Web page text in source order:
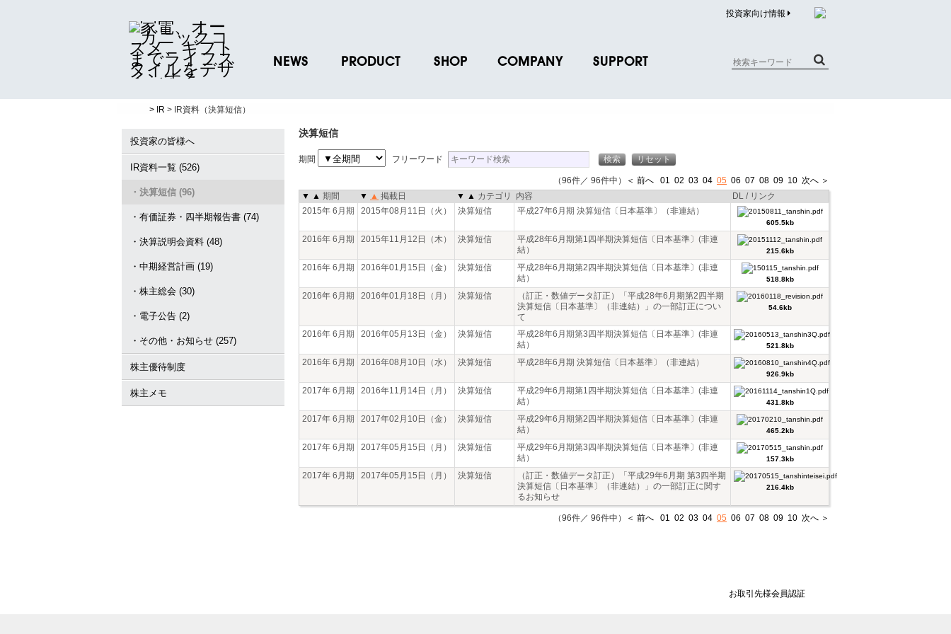
投資家向け情報
NEWS
プレスリリース
PRODUCT
ノベルティグッズ
お取引先様 会員認証
SHOP COMPANY
社会貢献活動
SUPPORT
よくあるご質問（企業）
リチウム電池内蔵品回収について
> IR > IR資料（決算短信）
投資家の皆様へ
IR資料一覧 (526)
・決算短信 (96)
・有価証券・四半期報告書 (74)
・決算説明会資料 (48)
・中期経営計画 (19)
・株主総会 (30)
・電子公告 (2)
・その他・お知らせ (257)
株主優待制度
株主メモ
決算短信
期間 フリーワード
（96件／ 96件中） ＜ 前へ 01 02 03 04 05 06 07 08 09 10 次へ ＞
▼ ▲ 期間 ▼ ▲ 掲載日 ▼ ▲ カテゴリ 内容
DL / リンク
2015年 6月期
2015年08月11日（火） 決算短信 平成27年6月期 決算短信〔日本基準〕（非連結）
605.5kb
2016年 6月期 2015年11月12日（木） 決算短信
平成28年6月期第1四半期決算短信〔日本基準〕(非連
結）
215.6kb
2016年 6月期 2016年01月15日（金） 決算短信
平成28年6月期第2四半期決算短信〔日本基準〕(非連
結）
518.8kb
2016年 6月期 2016年01月18日（月） 決算短信
（訂正・数値データ訂正）「平成28年6月期第2四半期
決算短信〔日本基準〕（非連結）」の一部訂正につい
て
54.6kb
2016年 6月期 2016年05月13日（金） 決算短信
平成28年6月期第3四半期決算短信〔日本基準〕(非連
結）
521.8kb
2016年 6月期 2016年08月10日（水） 決算短信 平成28年6月期 決算短信〔日本基準〕（非連結）
926.9kb
2017年 6月期 2016年11月14日（月） 決算短信
平成29年6月期第1四半期決算短信〔日本基準〕(非連
結）
431.8kb
2017年 6月期 2017年02月10日（金） 決算短信
平成29年6月期第2四半期決算短信〔日本基準〕(非連
結）
465.2kb
2017年 6月期 2017年05月15日（月） 決算短信
平成29年6月期第3四半期決算短信〔日本基準〕(非連
結）
157.3kb
2017年 6月期 2017年05月15日（月） 決算短信
（訂正・数値データ訂正）「平成29年6月期 第3四半期
決算短信〔日本基準〕（非連結）」の一部訂正に関す
るお知らせ
216.4kb
（96件／ 96件中） ＜ 前へ 01 02 03 04 05 06 07 08 09 10 次へ ＞
お取引先様会員認証